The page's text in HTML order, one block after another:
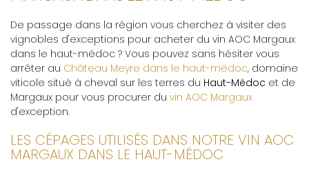
De passage dans la région vous cherchez à visiter des
vignobles d'exceptions pour acheter du vin AOC Margaux
dans le haut-médoc ? Vous pouvez sans hésiter vous
arrêter au Château Meyre dans le haut-médoc, domaine
viticole situé à cheval sur les terres du Haut-Médoc et de
Margaux pour vous procurer du vin AOC Margaux
d'exception.
LES CÉPAGES UTILISÉS DANS NOTRE VIN AOC
MARGAUX DANS LE HAUT-MÉDOC